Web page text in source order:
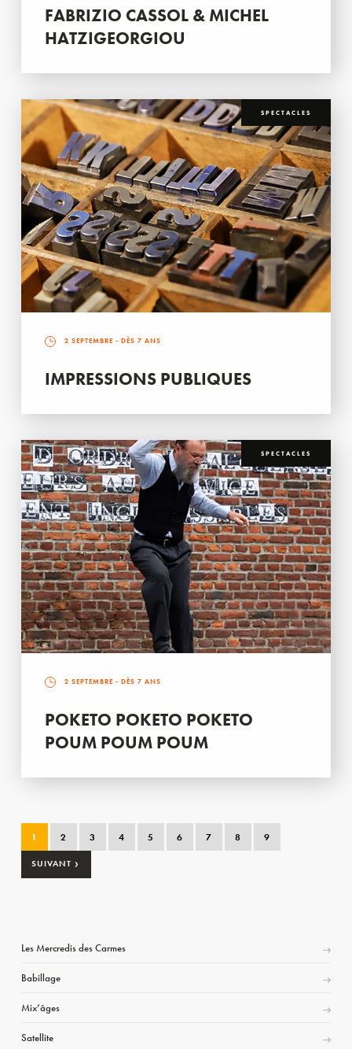
FABRIZIO CASSOL & MICHEL
HATZIGEORGIOU
SPECTACLES
2 SEPTEMBRE - DÈS 7 ANS
IMPRESSIONS PUBLIQUES
SPECTACLES
2 SEPTEMBRE - DÈS 7 ANS
POKETO POKETO POKETO
POUM POUM POUM
1 2 3 4 5 6 7 8 9
SUIVANT ›
Les Mercredis des Carmes
Babillage
Mix’âges
Satellite